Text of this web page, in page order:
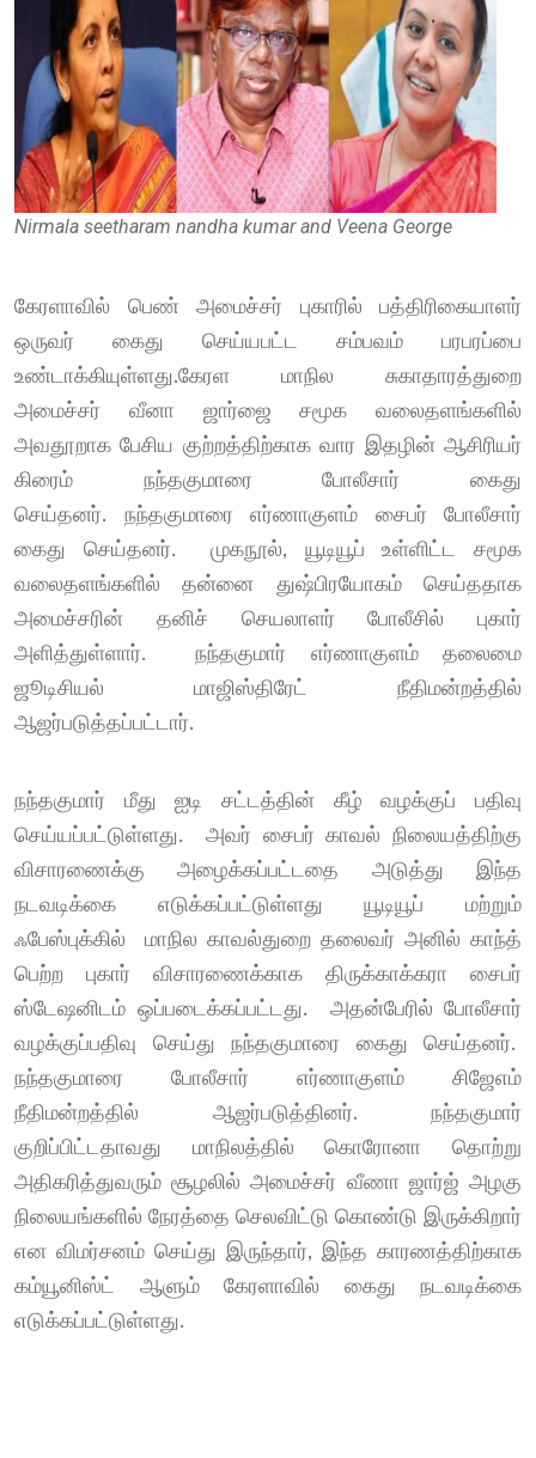
Nirmala seetharam nandha kumar and Veena George
கேரளாவில் பெண் அமைச்சர் புகாரில் பத்திரிகையாளர்
ஒருவர் கைது செய்யபட்ட சம்பவம் பரபரப்பை
உண்டாக்கியுள்ளது.கேரள மாநில சுகாதாரத்துறை
அமைச்சர் வீனா ஜார்ஜை சமூக வலைதளங்களில்
அவதூறாக பேசிய குற்றத்திற்காக வார இதழின் ஆசிரியர்
கிரைம் நந்தகுமாரை போலீசார் கைது
செய்தனர். நந்தகுமாரை எர்ணாகுளம் சைபர் போலீசார்
கைது செய்தனர். முகநூல், யூடியூப் உள்ளிட்ட சமூக
வலைதளங்களில் தன்னை துஷ்பிரயோகம் செய்ததாக
அமைச்சரின் தனிச் செயலாளர் போலீசில் புகார்
அளித்துள்ளார். நந்தகுமார் எர்ணாகுளம் தலைமை
ஜூடிசியல் மாஜிஸ்திரேட் நீதிமன்றத்தில்
ஆஜர்படுத்தப்பட்டார்.
நந்தகுமார் மீது ஐடி சட்டத்தின் கீழ் வழக்குப் பதிவு
செய்யப்பட்டுள்ளது. அவர் சைபர் காவல் நிலையத்திற்கு
விசாரணைக்கு அழைக்கப்பட்டதை அடுத்து இந்த
நடவடிக்கை எடுக்கப்பட்டுள்ளது யூடியூப் மற்றும்
ஃபேஸ்புக்கில் மாநில காவல்துறை தலைவர் அனில் காந்த்
பெற்ற புகார் விசாரணைக்காக திருக்காக்கரா சைபர்
ஸ்டேஷனிடம் ஒப்படைக்கப்பட்டது. அதன்பேரில் போலீசார்
வழக்குப்பதிவு செய்து நந்தகுமாரை கைது செய்தனர்.
நந்தகுமாரை போலீசார் எர்ணாகுளம் சிஜேஎம்
நீதிமன்றத்தில் ஆஜர்படுத்தினர். நந்தகுமார்
குறிப்பிட்டதாவது மாநிலத்தில் கொரோனா தொற்று
அதிகரித்துவரும் சூழலில் அமைச்சர் வீணா ஜார்ஜ் அழகு
நிலையங்களில் நேரத்தை செலவிட்டு கொண்டு இருக்கிறார்
என விமர்சனம் செய்து இருந்தார், இந்த காரணத்திற்காக
கம்யூனிஸ்ட் ஆளும் கேரளாவில் கைது நடவடிக்கை
எடுக்கப்பட்டுள்ளது.